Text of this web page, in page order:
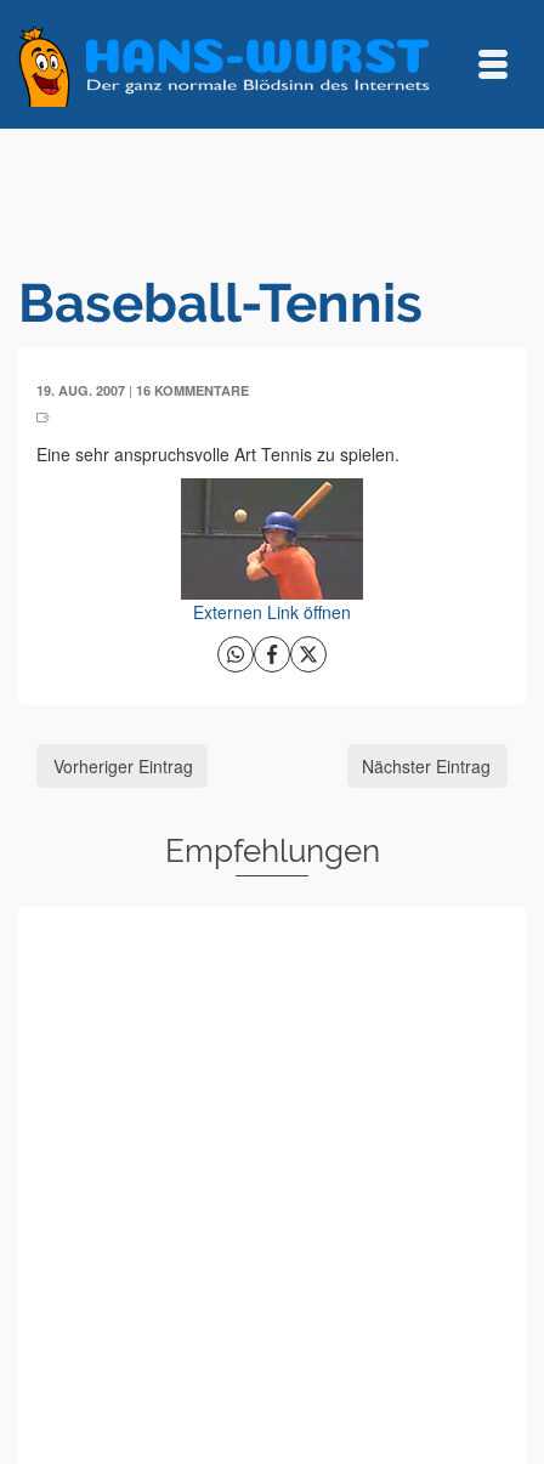
Baseball-Tennis
19. AUG. 2007 | 16 KOMMENTARE
Eine sehr anspruchsvolle Art Tennis zu spielen.
Externen Link öffnen
Vorheriger Eintrag Nächster Eintrag
Empfehlungen